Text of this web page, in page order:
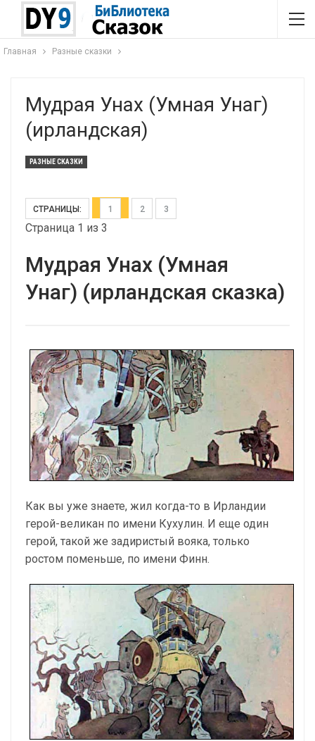
Главная Разные сказки
Мудрая Унах (Умная Унаг)
(ирландская)
РАЗНЫЕ СКАЗКИ
СТРАНИЦЫ: 1 2 3
Страница 1 из 3
Мудрая Унах (Умная
Унаг) (ирландская сказка)
Как вы уже знаете, жил когда-то в Ирландии
герой-великан по имени Кухулин. И еще один
герой, такой же задиристый вояка, только
ростом поменьше, по имени Финн.